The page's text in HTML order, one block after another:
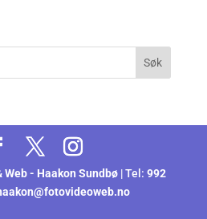
Web - Haakon Sundbø| Tel: 992